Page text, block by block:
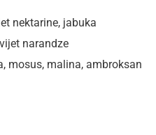
nektarine, jabuka
narandze
mosus, malina, ambroksan